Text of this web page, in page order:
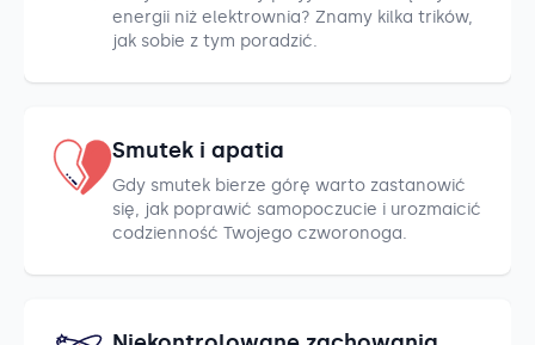
energii niż elektrownia? Znamy kilka trików,
jak sobie z tym poradzić.
Smutek i apatia
Gdy smutek bierze górę warto zastanowić
się, jak poprawić samopoczucie i urozmaicić
codzienność Twojego czworonoga.